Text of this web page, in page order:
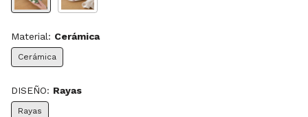
Material: Cerámica
Cerámica
DISEÑO: Rayas
Rayas